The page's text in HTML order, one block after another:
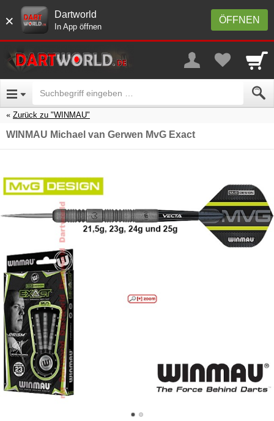
× ÖFFNEN
Dartworld
In App öffnen
Zurück zu "WINMAU"
WINMAU Michael van Gerwen MvG Exact